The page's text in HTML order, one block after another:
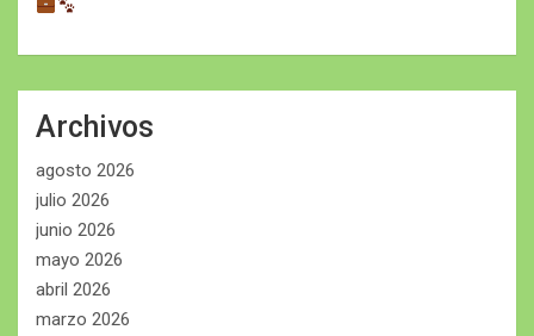
Archivos
agosto 2026
julio 2026
junio 2026
mayo 2026
abril 2026
marzo 2026